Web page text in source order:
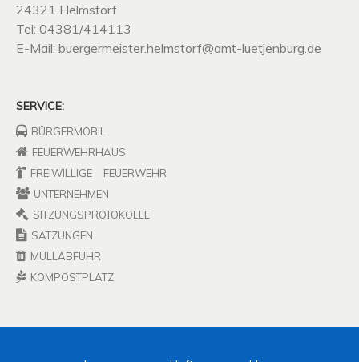
24321 Helmstorf
Tel: 04381/414113
E-Mail: buergermeister.helmstorf@amt-luetjenburg.de
SERVICE:
BÜRGERMOBIL
FEUERWEHRHAUS
FREIWILLIGE
FEUERWEHR
UNTERNEHMEN
SITZUNGSPROTOKOLLE
SATZUNGEN
MÜLLABFUHR
KOMPOSTPLATZ